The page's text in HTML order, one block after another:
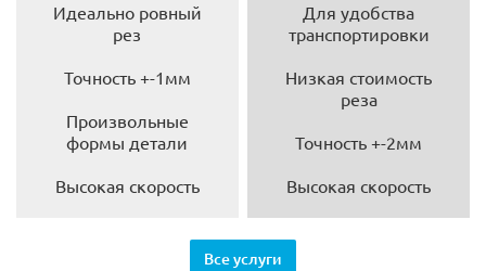
Идеально ровный
рез
Точность +-1мм
Произвольные
формы детали
Высокая скорость
Для удобства
транспортировки
Низкая стоимость
реза
Точность +-2мм
Высокая скорость
Все услуги